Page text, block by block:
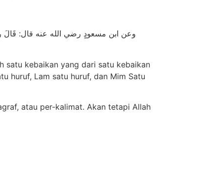
وعن ابن مسعودٍ رضي الله عنه قال: قَالَ
satu kebaikan yang dari satu kebaikan
huruf, Lam satu huruf, dan Mim Satu
atau per-kalimat. Akan tetapi Allah